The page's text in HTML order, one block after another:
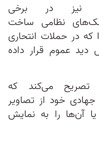
نیز در برخی
نظامی ساخت
که در حملات انتحاری
عموم قرار داده‌
تصریح می‌کند که
جهادی خود از تصاویر
آن‌ها را به نمایش